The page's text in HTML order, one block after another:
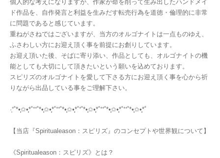
個人的な考えになりますが、作家が命を削って生み出したハンドメイ
ド作品を、自作発言と利益を生みだす転売行為を道徳・倫理的に非常
に問題であると感じています。
重ねがさねではございますが、当方のオルゴナイトは一点ものゆえ、
ふさわしい方にお迎え頂く事を前提にお創りしています。
お迎え頂いた後、そばに寄り添い、作品としても、オルゴナイトの機
能としても大切にして頂きたいという願いを込めております。
スピリズのオルゴナイトを愛して下さる方にお迎え頂く事を心から祈
りながら出品している事をご理解下さい。
·͙⁺˚*•̩̩͙✩•̩̩͙*˚⁺⁺˚*•̩̩͙✩•̩̩͙*˚⁺⁺˚*•̩̩͙✩•̩̩͙*˚⁺˚*•̩̩͙✩•̩̩͙*˚⁺⁺˚*•̩̩͙✩•̩̩͙*˚⁺⁺˚*•̩̩͙✩•̩̩͙*˚
【当店『Spiritualeason：スピリズ』のコンセプトや世界観について】
《Spiritualeason：スピリズ》とは？